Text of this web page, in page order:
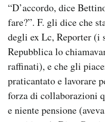
“D’accordo, dice
fare?”. F. gli dice che
degli ex Lc, Reporter
Repubblica lo
raffinati), e che gli
praticantato e lavorare
forza di collaborazioni
e niente pensione